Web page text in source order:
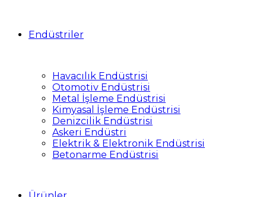
Endüstriler
Havacılık Endüstrisi
Otomotiv Endüstrisi
Metal İşleme Endüstrisi
Kimyasal İşleme Endüstrisi
Denizcilik Endüstrisi
Askeri Endüstri
Elektrik & Elektronik Endüstrisi
Betonarme Endüstrisi